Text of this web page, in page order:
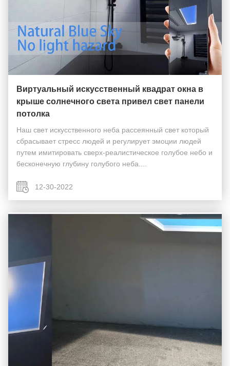
Виртуальный искусственный квадрат окна в
крыше солнечного света привел свет панели
потолка
Наш свет искусственного неба рассеянный свет который
сбрасывает стресс людей и регулирует эмоции людей
путем имитировать сверх-реалистическое голубое небо и
бесконечную глубину голубого неба....
12-30-2022